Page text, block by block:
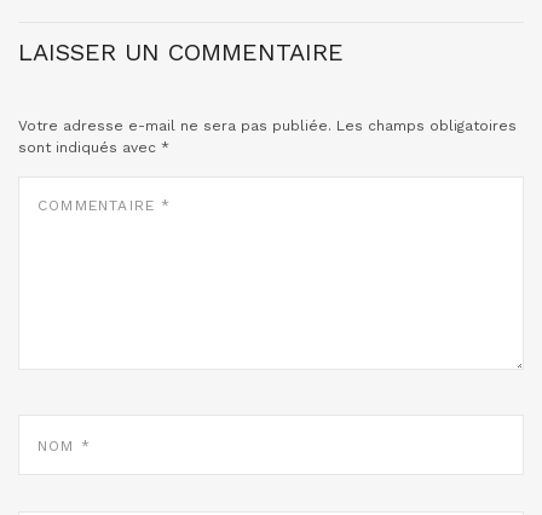
LAISSER UN COMMENTAIRE
Votre adresse e-mail ne sera pas publiée. Les champs obligatoires
sont indiqués avec *